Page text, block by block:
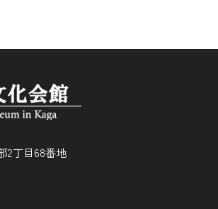
2丁目68番地